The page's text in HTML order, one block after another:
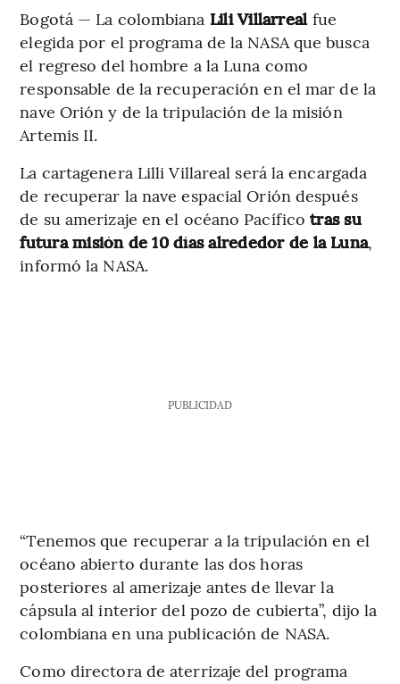
Bogotá — La colombiana Lili Villarreal fue
elegida por el programa de la NASA que busca
el regreso del hombre a la Luna como
responsable de la recuperación en el mar de la
nave Orión y de la tripulación de la misión
Artemis II.
La cartagenera Lilli Villareal será la encargada
de recuperar la nave espacial Orión después
de su amerizaje en el océano Pacíficotras su
futura misión de 10 días alrededor de la Luna,
informó la NASA.
PUBLICIDAD
“Tenemos que recuperar a la tripulación en el
océano abierto durante las dos horas
posteriores al amerizaje antes de llevar la
cápsula al interior del pozo de cubierta”, dijo la
colombiana en una publicación de NASA.
Como directora de aterrizaje del programa